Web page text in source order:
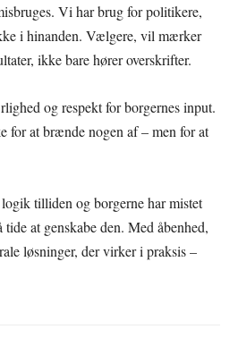
Vi har brug for politikere,
i hinanden. Vælgere, vil mærker
ikke bare hører overskrifter.
og respekt for borgernes input.
for at brænde nogen af – men for at
tilliden og borgerne har mistet
at genskabe den. Med åbenhed,
løsninger, der virker i praksis –